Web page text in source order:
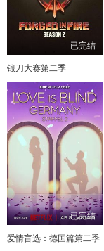
已完结
锻刀大赛第二季
已完结
爱情盲选：德国篇第二季